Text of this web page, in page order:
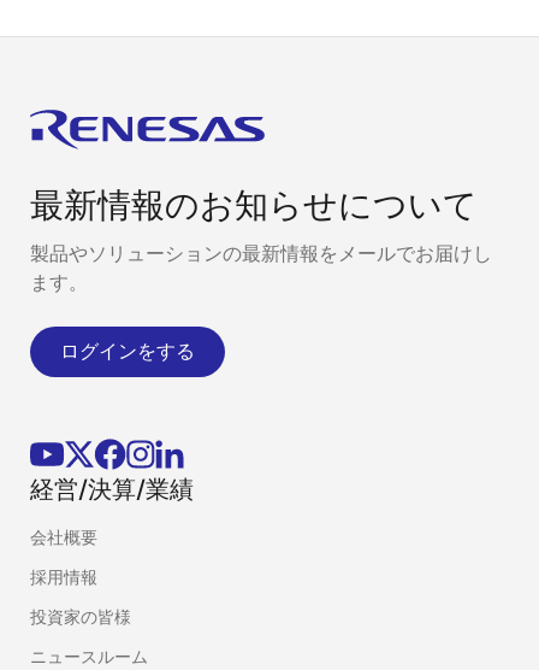
最新情報のお知らせについて
製品やソリューションの最新情報をメールでお届けし
ます。
ログインをする
経営/決算/業績
会社概要
採用情報
投資家の皆様
ニュースルーム